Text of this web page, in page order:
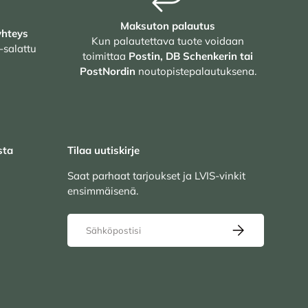
salattu
Maksuton palautus
Kun palautettava tuote voidaan
toimittaa Postin, DB Schenkerin tai
PostNordin noutopistepalautuksena.
Tilaa uutiskirje
Saat parhaat tarjoukset ja LVIS-vinkit
ensimmäisenä.
Sähköposti
TILAA